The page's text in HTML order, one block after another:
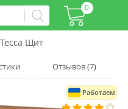
0
Щит
Отзывов (7)
Работаем